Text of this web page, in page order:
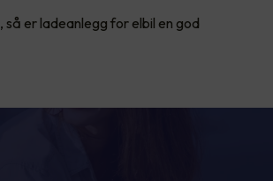
, så er ladeanlegg for elbil en god